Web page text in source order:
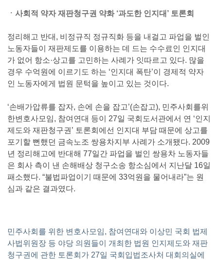
ㆍ사회적 약자 재판청구권 약화 ‘과도한 인지대’ 토론회
정리해고 반대, 비정규직 정규직화 등을 내걸고 파업을 벌인
노동자들이 재판제도를 이용하는 데 드는 수수료인 인지대
가 없어 항소·상고를 고민하는 사례가 잇따르고 있다. 많을
경우 수억원에 이르기도 하는 ‘인지대 폭탄’이 경제적 약자
인 노동자에게 법원 문턱을 높이고 있는 것이다.
‘손배가압류를 잡자, 손에 손을 잡고’(손잡고), 민주사회를위
한변호사모임, 참여연대 등이 27일 국회도서관에서 연 ‘인지
제도와 재판청구권’ 토론회에선 인지대 부담 때문에 상고를
포기할 뻔했던 금속노조 쌍용차지부 사례가 소개됐다. 2009
년 정리해고에 반대해 77일간 파업을 벌인 쌍용차 노동자들
은 회사 측이 낸 손해배상 청구소송 항소심에서 지난달 16일
패소했다. “불법파업이기 때문에 33억원을 물어내라”는 원
심과 같은 결과였다.
민주사회를 위한 변호사모임, 참여연대와 이상민 국회 법제
사법위원장 등 야당 의원들이 개최한 법원 인지제도와 재판
청구권에 관한 토론회가 27일 국회입법조사처 대회의실에